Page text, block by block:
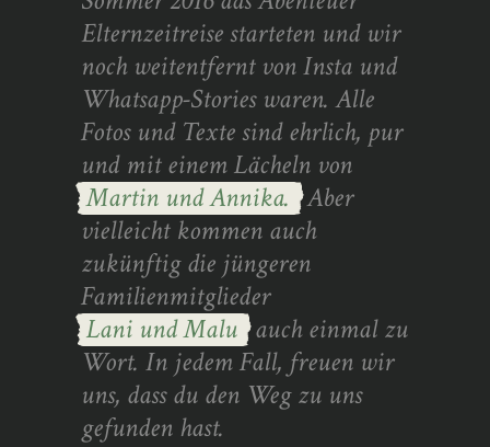
Elternzeitreise starteten und wir
noch weitentfernt von Insta und
Whatsapp-Stories waren. Alle
Fotos und Texte sind ehrlich, pur
und mit einem Lächeln von
Martin und Annika. Aber
vielleicht kommen auch
zukünftig die jüngeren
Familienmitglieder
Lani und Malu auch einmal zu
Wort. In jedem Fall, freuen wir
uns, dass du den Weg zu uns
gefunden hast.